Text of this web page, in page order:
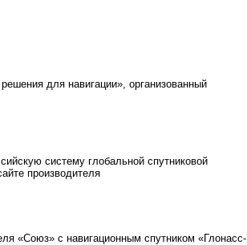
для навигации», организованный
систему глобальной спутниковой
производителя
«Союз» с навигационным спутником «Глонасс-